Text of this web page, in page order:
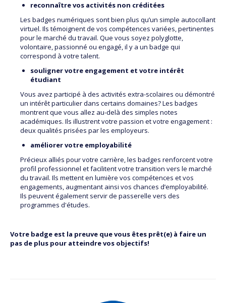
reconnaître vos activités non créditées
Les badges numériques sont bien plus qu’un simple autocollant
virtuel. Ils témoignent de vos compétences variées, pertinentes
pour le marché du travail. Que vous soyez polyglotte,
volontaire, passionné ou engagé, il y a un badge qui
correspond à votre talent.
souligner votre engagement et votre intérêt
étudiant
Vous avez participé à des activités extra-scolaires ou démontré
un intérêt particulier dans certains domaines? Les badges
montrent que vous allez au-delà des simples notes
académiques. Ils illustrent votre passion et votre engagement :
deux qualités prisées par les employeurs.
améliorer votre employabilité
Précieux alliés pour votre carrière, les badges renforcent votre
profil professionnel et facilitent votre transition vers le marché
du travail. Ils mettent en lumière vos compétences et vos
engagements, augmentant ainsi vos chances d’employabilité.
Ils peuvent également servir de passerelle vers des
programmes d'études.
Votre badge est la preuve que vous êtes prêt(e) à faire un
pas de plus pour atteindre vos objectifs!